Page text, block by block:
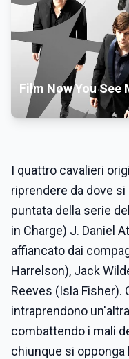
Film Now You See
I quattro cavalieri
riprendere da dove
puntata della serie
in Charge) J. Daniel
affiancato dai
Harrelson), Jack
Reeves (Isla Fisher).
intraprendono
combattendo i mali
chiunque si